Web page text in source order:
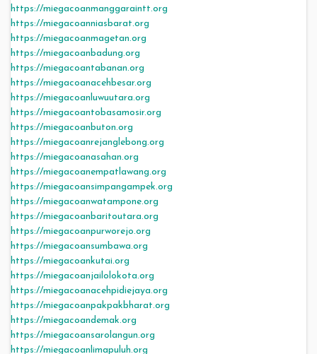
https://miegacoanmanggaraintt.org
https://miegacoanniasbarat.org
https://miegacoanmagetan.org
https://miegacoanbadung.org
https://miegacoantabanan.org
https://miegacoanacehbesar.org
https://miegacoanluwuutara.org
https://miegacoantobasamosir.org
https://miegacoanbuton.org
https://miegacoanrejanglebong.org
https://miegacoanasahan.org
https://miegacoanempatlawang.org
https://miegacoansimpangampek.org
https://miegacoanwatampone.org
https://miegacoanbaritoutara.org
https://miegacoanpurworejo.org
https://miegacoansumbawa.org
https://miegacoankutai.org
https://miegacoanjailolokota.org
https://miegacoanacehpidiejaya.org
https://miegacoanpakpakbharat.org
https://miegacoandemak.org
https://miegacoansarolangun.org
https://miegacoanlimapuluh.org